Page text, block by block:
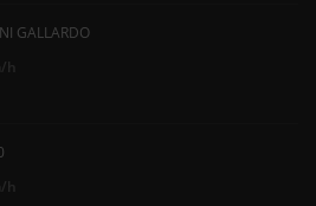
GALLARDO
h
h